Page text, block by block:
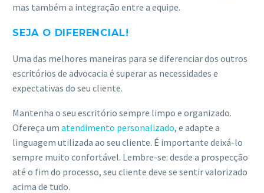
mas também a integração entre a equipe.
SEJA O DIFERENCIAL!
Uma das melhores maneiras para se diferenciar dos outros
escritórios de advocacia é superar as necessidades e
expectativas do seu cliente.
Mantenha o seu escritório sempre limpo e organizado.
Ofereça um atendimento personalizado, e adapte a
linguagem utilizada ao seu cliente. É importante deixá-lo
sempre muito confortável. Lembre-se: desde a prospecção
até o fim do processo, seu cliente deve se sentir valorizado
acima de tudo.